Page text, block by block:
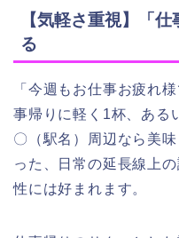
【気軽さ重視】「
る
「今週もお仕事お疲れ
事帰りに軽く1杯、ある
〇（駅名）周辺なら美
った、日常の延長線上
性には好まれます。